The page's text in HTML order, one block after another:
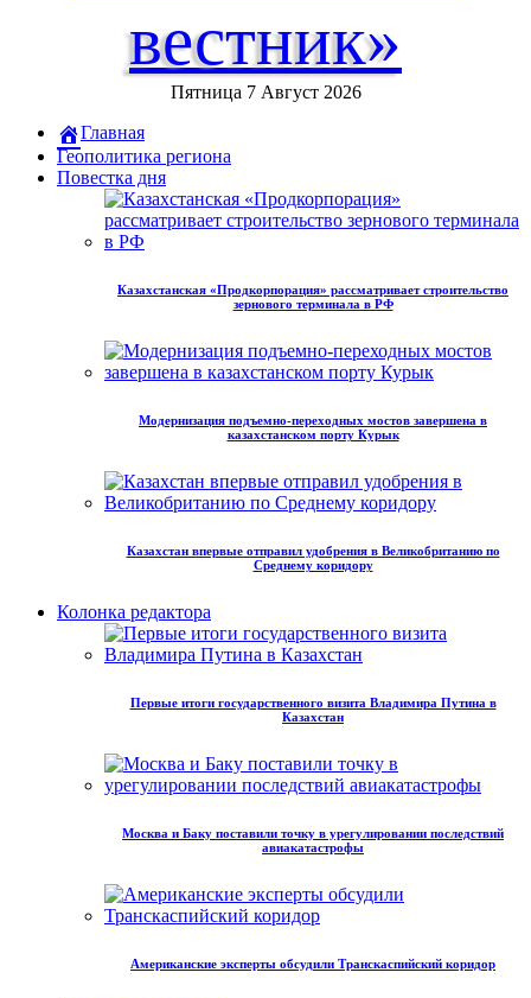
вестник»
Пятница 7 Август 2026
Главная
Геополитика региона
Повестка дня
Казахстанская «Продкорпорация» рассматривает строительство
зернового терминала в РФ
Модернизация подъемно-переходных мостов завершена в
казахстанском порту Курык
Казахстан впервые отправил удобрения в Великобританию по
Среднему коридору
Колонка редактора
Первые итоги государственного визита Владимира Путина в
Казахстан
Москва и Баку поставили точку в урегулировании последствий
авиакатастрофы
Американские эксперты обсудили Транскаспийский коридор